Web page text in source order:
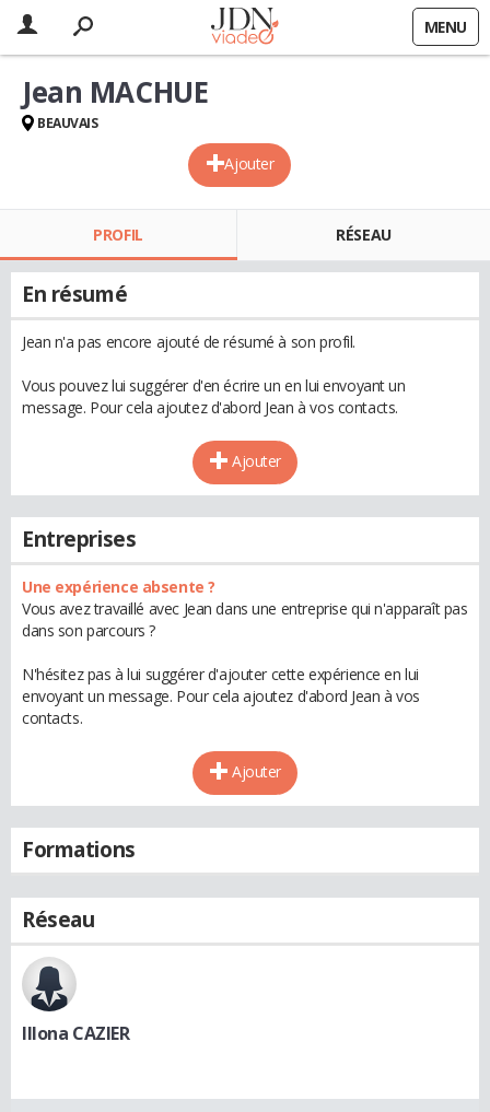
MENU
Ajouter
Jean MACHUE
BEAUVAIS
PROFIL RÉSEAU
En résumé
Jean n'a pas encore ajouté de résumé à son profil.
Vous pouvez lui suggérer d'en écrire un en lui envoyant un
message. Pour cela ajoutez d'abord Jean à vos contacts.
Ajouter
Entreprises
Une expérience absente ?
Vous avez travaillé avec Jean dans une entreprise qui n'apparaît pas
dans son parcours ?
N'hésitez pas à lui suggérer d'ajouter cette expérience en lui
envoyant un message. Pour cela ajoutez d'abord Jean à vos
contacts.
Ajouter
Formations
Réseau
Illona CAZIER